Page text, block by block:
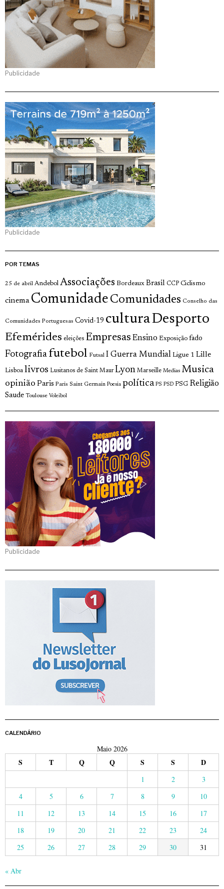
Publicidade
Publicidade
POR TEMAS
25 de abril Andebol Associações Bordeaux Brasil CCP Ciclismo
cinema Comunidade Comunidades Conselho das
Comunidades Portuguesas Covid-19 culturaDesporto
Efemérides eleições Empresas Ensino Exposição fado
Fotografia futebol Futsal I Guerra Mundial Ligue 1 Lille
Lisboa livros Lusitanos de Saint Maur Lyon Marseille Medias Musica
opinião Paris Paris Saint Germain Poesia política PS PSD PSG Religião
Saude Toulouse Voleibol
Publicidade
CALENDÁRIO
Maio 2026
S T Q Q S S D
1 2
3
4
5 6 7 8 9
10
11
12 13 14 15 16
17
18
19 20 21 22 23
24
25
26 27 28 29 30 31
« Abr